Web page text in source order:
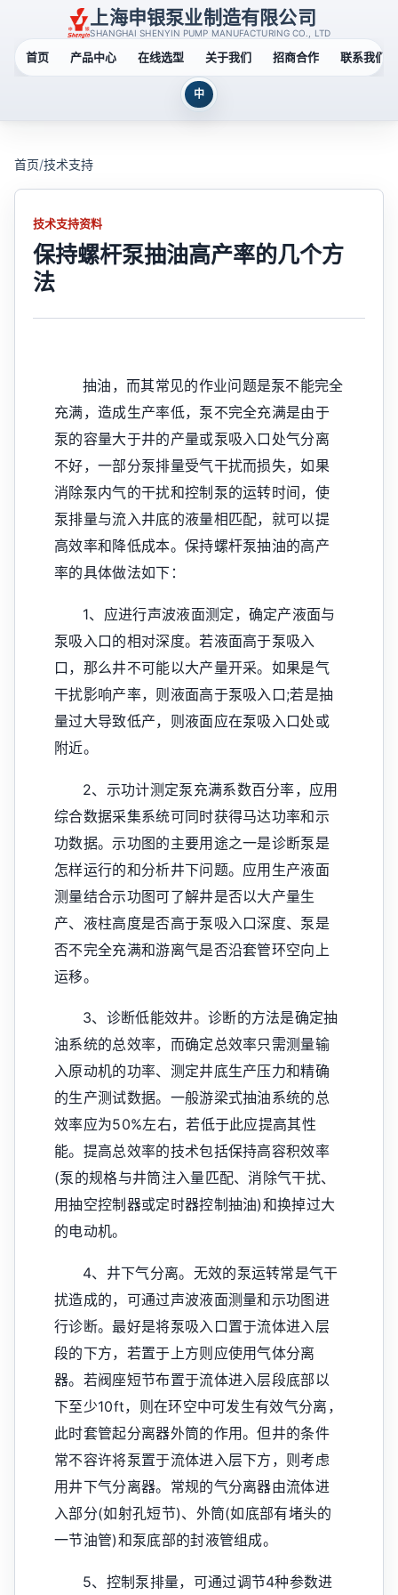
上海申银泵业制造有限公司
SHANGHAI SHENYIN PUMP MANUFACTURING CO., LTD
首页 产品中心 在线选型 关于我们 招商合作 联系我们
中
首页/技术支持
技术支持资料
保持螺杆泵抽油高产率的几个方
法
抽油，而其常见的作业问题是泵不能完全
充满，造成生产率低，泵不完全充满是由于
泵的容量大于井的产量或泵吸入口处气分离
不好，一部分泵排量受气干扰而损失，如果
消除泵内气的干扰和控制泵的运转时间，使
泵排量与流入井底的液量相匹配，就可以提
高效率和降低成本。保持螺杆泵抽油的高产
率的具体做法如下：
1、应进行声波液面测定，确定产液面与
泵吸入口的相对深度。若液面高于泵吸入
口，那么井不可能以大产量开采。如果是气
干扰影响产率，则液面高于泵吸入口;若是抽
量过大导致低产，则液面应在泵吸入口处或
附近。
2、示功计测定泵充满系数百分率，应用
综合数据采集系统可同时获得马达功率和示
功数据。示功图的主要用途之一是诊断泵是
怎样运行的和分析井下问题。应用生产液面
测量结合示功图可了解井是否以大产量生
产、液柱高度是否高于泵吸入口深度、泵是
否不完全充满和游离气是否沿套管环空向上
运移。
3、诊断低能效井。诊断的方法是确定抽
油系统的总效率，而确定总效率只需测量输
入原动机的功率、测定井底生产压力和精确
的生产测试数据。一般游梁式抽油系统的总
效率应为50%左右，若低于此应提高其性
能。提高总效率的技术包括保持高容积效率
(泵的规格与井筒注入量匹配、消除气干扰、
用抽空控制器或定时器控制抽油)和换掉过大
的电动机。
4、井下气分离。无效的泵运转常是气干
扰造成的，可通过声波液面测量和示功图进
行诊断。最好是将泵吸入口置于流体进入层
段的下方，若置于上方则应使用气体分离
器。若阀座短节布置于流体进入层段底部以
下至少10ft，则在环空中可发生有效气分离，
此时套管起分离器外筒的作用。但井的条件
常不容许将泵置于流体进入层下方，则考虑
用井下气分离器。常规的气分离器由流体进
入部分(如射孔短节)、外筒(如底部有堵头的
一节油管)和泵底部的封液管组成。
5、控制泵排量，可通过调节4种参数进